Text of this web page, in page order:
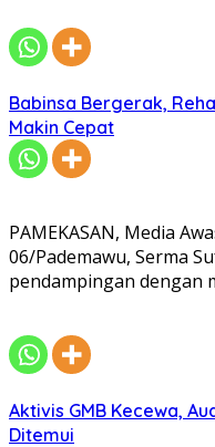
Babinsa Bergerak,
Makin Cepat
PAMEKASAN, Media
06/Pademawu, Serma
pendampingan dengan
Aktivis GMB Kecewa,
Ditemui